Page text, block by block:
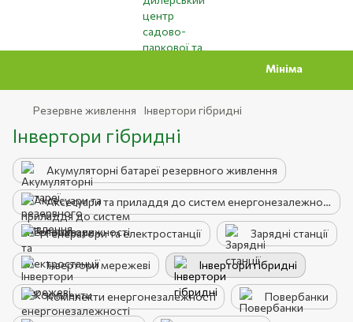
Мінімальна сума
Резервне живлення Інвертори гібридні
Інвертори гібридні
Акумуляторні батареї резервного живлення
Аксесуари та приладдя до систем енергонезалежності
Генератори та електростанції Зарядні станції
Інвертори мережеві Інвертори гібридні
Комплекти енергонезалежності Повербанки